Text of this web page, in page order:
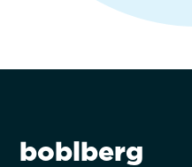
boblberg